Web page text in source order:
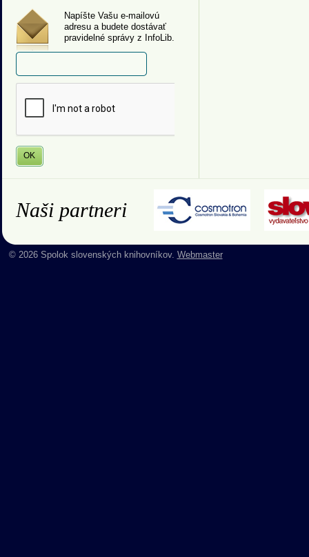
Napíšte Vašu e-mailovú
adresu a budete dostávať
pravidelné správy z InfoLib.
Naši partneri
© 2026 Spolok slovenských knihovníkov. Webmaster